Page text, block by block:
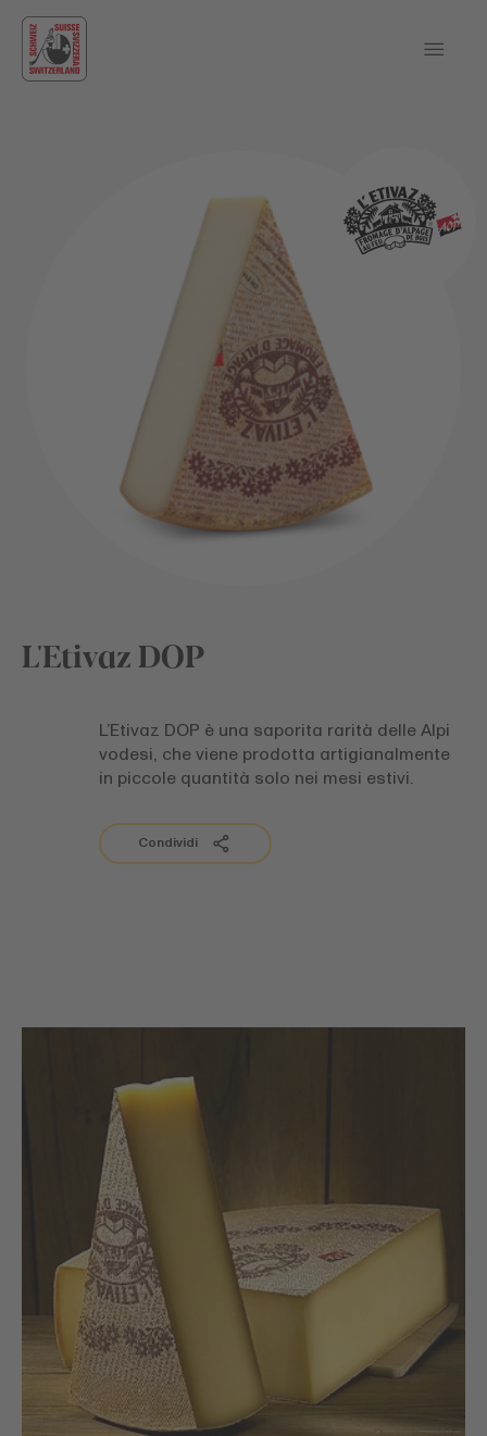
L'Etivaz DOP
L’Etivaz DOP è una saporita rarità delle Alpi
vodesi, che viene prodotta artigianalmente
in piccole quantità solo nei mesi estivi.
Condividi